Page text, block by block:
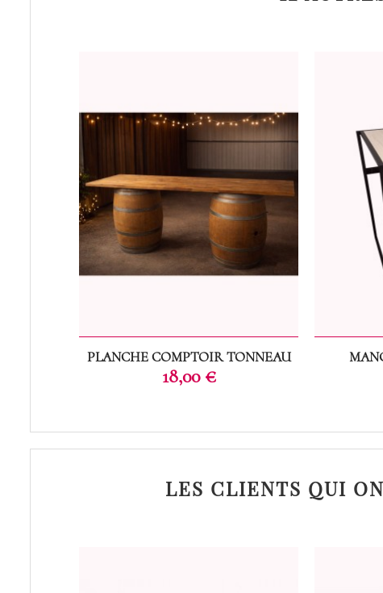
PLANCHE COMPTOIR TONNEAU
Prix
18,00 €
LES CLIENTS QUI